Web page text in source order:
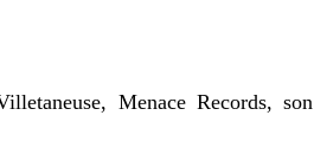
Menace Records, son